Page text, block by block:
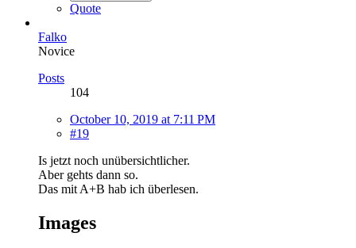
Quote
Falko
Novice
Posts
104
October 10, 2019 at 7:11 PM
#19
Is jetzt noch unübersichtlicher.
Aber gehts dann so.
Das mit A+B hab ich überlesen.
Images